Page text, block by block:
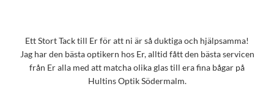
Ett Stort Tack till Er för att ni är så duktiga och hjälpsamma!
Jag har den bästa optikern hos Er, alltid fått den bästa servicen
från Er alla med att matcha olika glas till era fina bågar på
Hultins Optik Södermalm.